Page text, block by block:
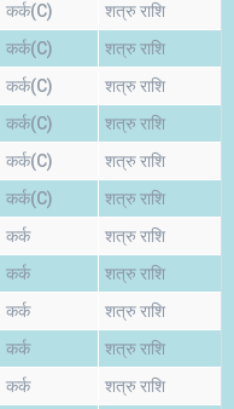
कर्क(C) शत्रु राशि
कर्क(C) शत्रु राशि
कर्क(C) शत्रु राशि
कर्क(C) शत्रु राशि
कर्क(C) शत्रु राशि
कर्क(C) शत्रु राशि
कर्क शत्रु राशि
कर्क शत्रु राशि
कर्क शत्रु राशि
कर्क शत्रु राशि
कर्क शत्रु राशि